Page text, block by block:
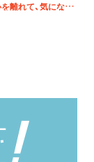
連載：徒然リトルジャーニー～都心を離れて、気になる土地へ